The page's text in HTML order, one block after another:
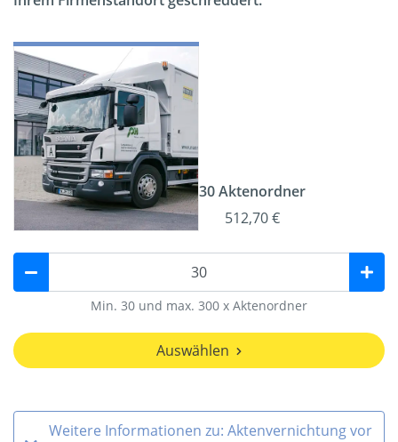
30 Aktenordner
512,70 €
Min. 30 und max. 300 x Aktenordner
Auswählen
Weitere Informationen zu: Aktenvernichtung vor